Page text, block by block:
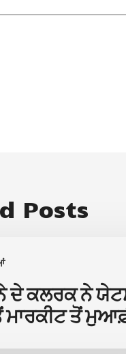
Posts
ਦੇ ਕਲਰਕ ਨੇ
ਮਾਰਕੀਟ ਤੋਂ